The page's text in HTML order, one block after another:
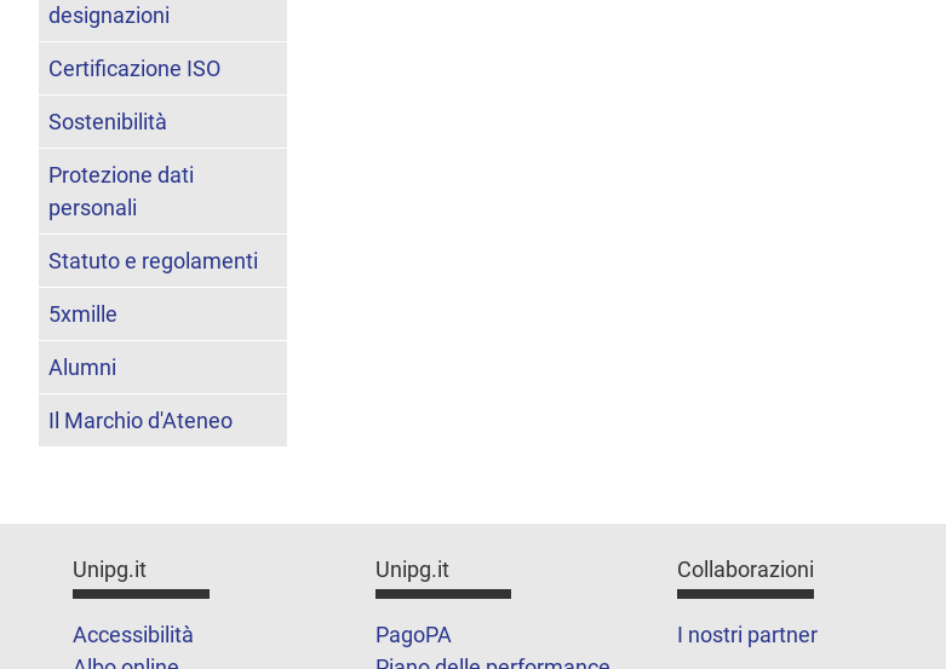
designazioni
Certificazione ISO
Sostenibilità
Protezione dati
personali
Statuto e regolamenti
5xmille
Alumni
Il Marchio d'Ateneo
Unipg.it
Accessibilità
Unipg.it
PagoPA
Collaborazioni
I nostri partner